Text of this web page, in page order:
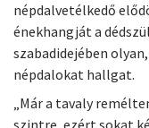
népdalvetélkedő
énekhangját a
szabadidejében
népdalokat hallgat.
„Már a tavaly
szintre, ezért sokat